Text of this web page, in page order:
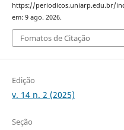
https://periodicos.uniarp.edu.br/
em: 9 ago. 2026.
Fomatos de Citação
Edição
v. 14 n. 2 (2025)
Seção